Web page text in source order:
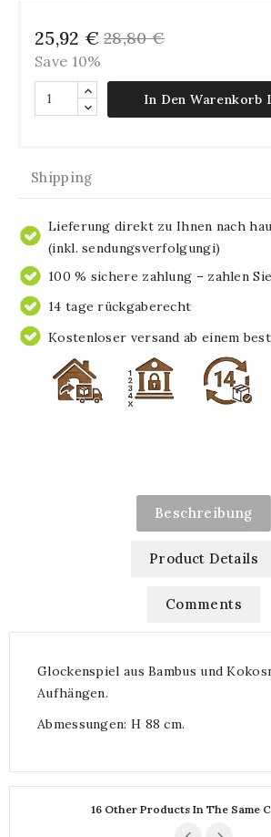
25,92 € 28,80 €
Save 10%
In Den Warenkorb
Shipping
Lieferung direkt zu Ihnen nach
(inkl. sendungsverfolgungi)
100 % sichere zahlung – zahlen
14 tage rückgaberecht
Kostenloser versand ab einem
Beschreibung
Product Details
Comments
Glockenspiel aus Bambus und
Aufhängen.
Abmessungen: H 88 cm.
16 Other Products In The Same